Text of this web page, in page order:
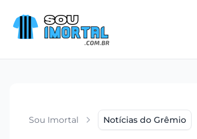
Sou Imortal Notícias do Grêmio